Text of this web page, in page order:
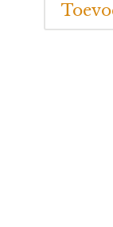
Blauw/